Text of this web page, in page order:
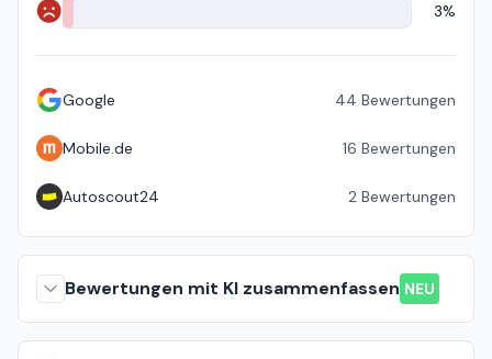
Negativ 3%
Google 44 Bewertungen
Mobile.de 16 Bewertungen
Autoscout24 2 Bewertungen
Bewertungen mit KI zusammenfassen NEU